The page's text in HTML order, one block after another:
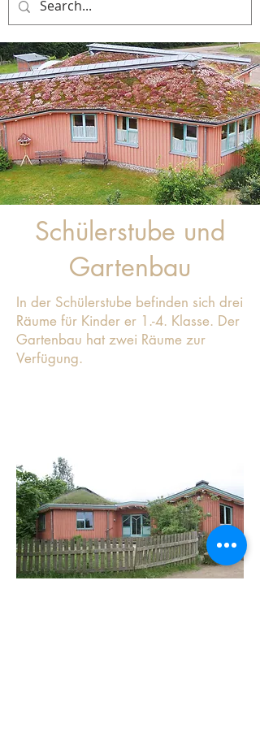
Schülerstube und
Gartenbau
In der Schülerstube befinden sich drei
Räume für Kinder er 1.-4. Klasse. Der
Gartenbau hat zwei Räume zur
Verfügung.